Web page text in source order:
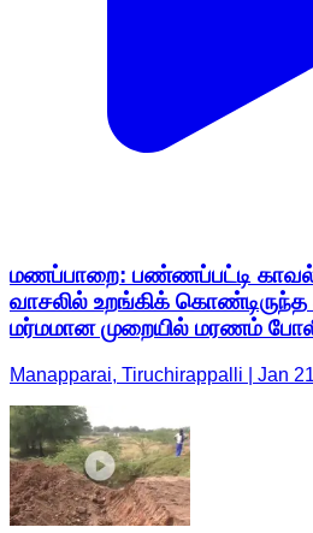
மணப்பாறை: பண்ணப்பட்டி காவல்
வாசலில் உறங்கிக் கொண்டிருந்த
மர்மமான முறையில் மரணம்
Manapparai, Tiruchirappalli | Jan